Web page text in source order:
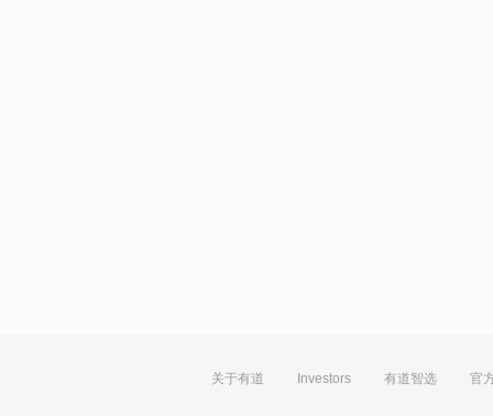
关于有道 Investors 有道智选 官